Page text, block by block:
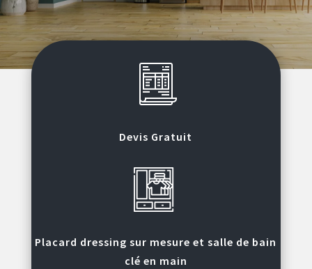
Devis Gratuit
Placard dressing sur mesure et salle de bain
clé en main